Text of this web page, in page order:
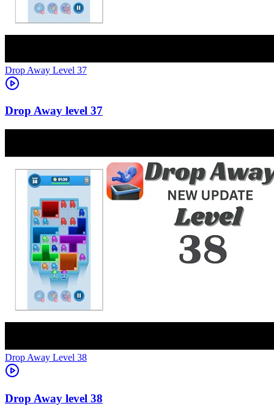
Level 37
37
Level 38
38